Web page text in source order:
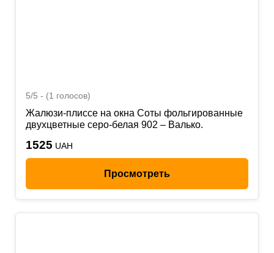
5/5 - (1 голосов)
Жалюзи-плиссе на окна Соты фольгированные
двухцветные серо-белая 902 – Валько.
1525 UAH
Просмотреть